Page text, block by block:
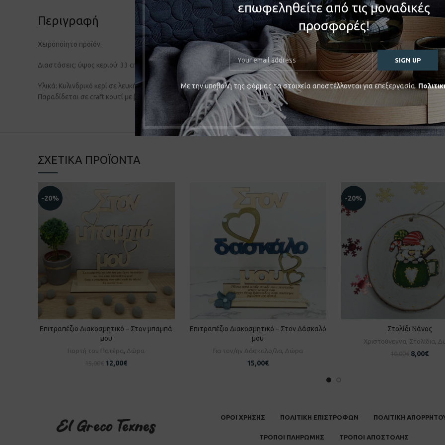
επωφεληθείτε από τις μοναδικές
προσφορές!
Mε την υποβολή της φόρμας τα στοιχεία αποστέλλονται για επεξεργασία.
Περιγραφή
Χειροποίητο προϊόν.
Διαστάσεις: ύψος κεριού: 33 cm
Υλικά: Κυλινδρικό κερί σε λευκή απόχρωση. Διακοσμείται με άγκυρα, εκρού και μπλε κορδόνι και μπλε με άσπρο κορδέλα
Παραδίδεται σε craft κουτί με βιτρίνα.
ΣΧΕΤΙΚΆ ΠΡΟΪΌΝΤΑ
-20%
ΠΡΟΣΘΉΚΗ ΣΤΟ ΚΑΛΆΘΙ
Επιτραπέζιο Διακοσμητικό – Στον μπαμπά
μου
Γιορτή του Πατέρα, Δώρα
12,00€
ΠΡΟΣΘΉΚΗ ΣΤΟ ΚΑΛΆΘΙ
Επιτραπέζιο Διακοσμητικό – Στον Δάσκαλό
μου
Για τον/ην Δάσκαλο/λα, Δώρα
15,00€
-20%
ΠΡΟΣΘΉΚΗ ΣΤΟ
Στολίδι Νάνος
Χριστούγεννα, Στολίδια,
8,00€
ΟΡΟΙ ΧΡΗΣΗΣ ΠΟΛΙΤΙΚΗ ΕΠΙΣΤΡΟΦΩΝ ΠΟΛΙΤΙΚΗ
ΤΡΟΠΟΙ ΠΛΗΡΩΜΗΣ ΤΡΟΠΟΙ ΑΠΟΣΤΟΛΗΣ